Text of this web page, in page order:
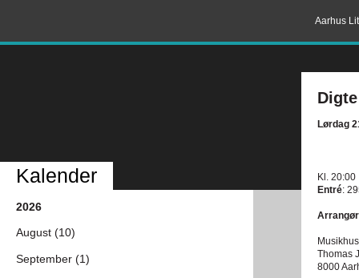
Aarhus
Lørdag
Kl. 20:00
Entré:
Thomas
8000
Kalender
2026
August (10)
September (1)